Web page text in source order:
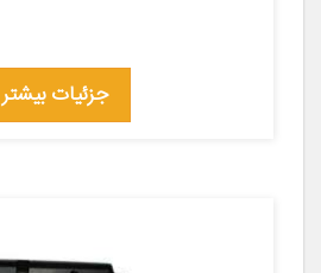
جزئیات بیشتر